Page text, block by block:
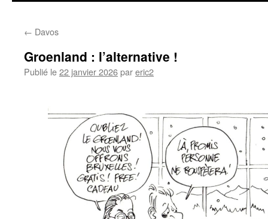
← Davos
Groenland : l’alternative !
Publié le22 janvier 2026pareric2